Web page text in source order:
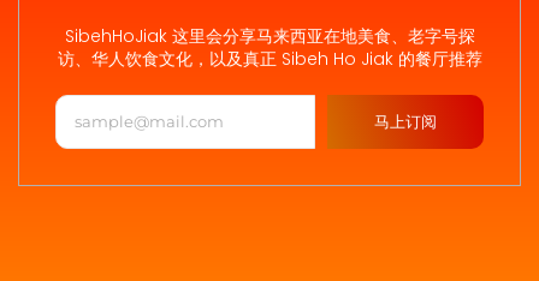
SibehHoJiak 这里会分享马来西亚在地美食、老字号探
访、华人饮食文化，以及真正 Sibeh Ho Jiak 的餐厅推荐
马上订阅